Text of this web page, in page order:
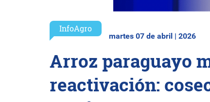
InfoAgro
martes 07 de abril | 2026
Arroz paraguayo
reactivación: